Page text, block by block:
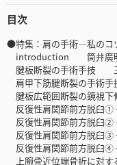
目次
●特集：肩の手術—私の
introduction 筒井廣
腱板断裂の手術手技
肩甲下筋腱断裂の手術
腱板広範囲断裂の鏡視
反復性肩関節前方脱臼
反復性肩関節前方脱臼②
反復性肩関節前方脱臼
反復性肩関節前方脱臼
上腕骨近位端骨折に対